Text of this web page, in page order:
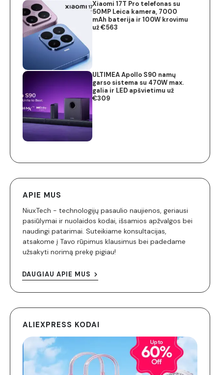
Xiaomi 17T Pro telefonas su
50MP Leica kamera, 7000
mAh baterija ir 100W krovimu
už €563
ULTIMEA Apollo S90 namų
garso sistema su 470W max.
galia ir LED apšvietimu už
€309
APIE MUS
NiuxTech - technologijų pasaulio naujienos, geriausi
pasiūlymai ir nuolaidos kodai, išsamios apžvalgos bei
naudingi patarimai. Suteikiame konsultacijas,
atsakome į Tavo rūpimus klausimus bei padedame
užsakyti norimą prekę pigiau!
DAUGIAU APIE MUS
ALIEXPRESS KODAI